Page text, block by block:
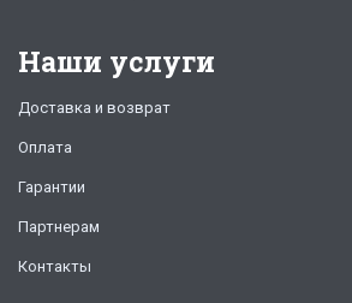
Наши услуги
Доставка и возврат
Оплата
Гарантии
Партнерам
Контакты